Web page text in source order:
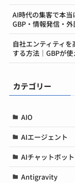
AI時代の集客で本当
GBP・情報発信・
自社エンティティ
する方法｜GBPが
カテゴリー
AIO
AIエージェント
AIチャットボット
Antigravity